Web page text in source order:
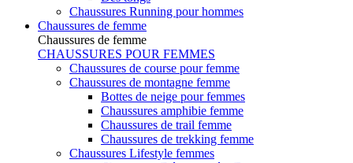
Chaussures Running pour hommes
Chaussures de femme
Chaussures de femme
CHAUSSURES POUR FEMMES
Chaussures de course pour femme
Chaussures de montagne femme
Bottes de neige pour femmes
Chaussures amphibie femme
Chaussures de trail femme
Chaussures de trekking femme
Chaussures Lifestyle femmes